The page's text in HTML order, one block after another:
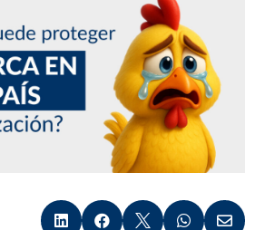
    